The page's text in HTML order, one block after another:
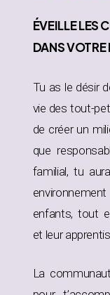
ÉVEILLELES
DANSVOTRE
Tu as le désir
vie des tout-
de créer un
que
familial, tu
enfants, tout
et leur
La